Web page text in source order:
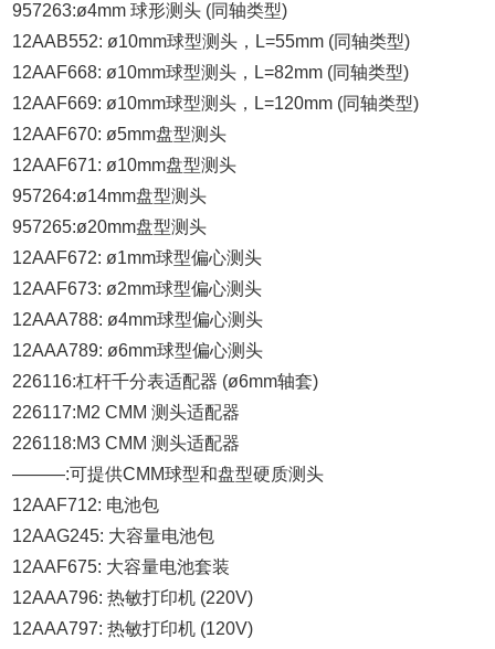
957263:ø4mm 球形测头 (同轴类型)
12AAB552: ø10mm球型测头，L=55mm (同轴类型)
12AAF668: ø10mm球型测头，L=82mm (同轴类型)
12AAF669: ø10mm球型测头，L=120mm (同轴类型)
12AAF670: ø5mm盘型测头
12AAF671: ø10mm盘型测头
957264:ø14mm盘型测头
957265:ø20mm盘型测头
12AAF672: ø1mm球型偏心测头
12AAF673: ø2mm球型偏心测头
12AAA788: ø4mm球型偏心测头
12AAA789: ø6mm球型偏心测头
226116:杠杆千分表适配器 (ø6mm轴套)
226117:M2 CMM 测头适配器
226118:M3 CMM 测头适配器
———:可提供CMM球型和盘型硬质测头
12AAF712: 电池包
12AAG245: 大容量电池包
12AAF675: 大容量电池套装
12AAA796: 热敏打印机 (220V)
12AAA797: 热敏打印机 (120V)